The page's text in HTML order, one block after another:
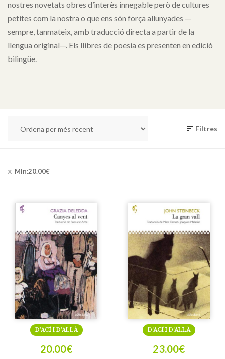
nostres novetats obres d’interès innegable però de cultures
petites com la nostra o que ens són força allunyades —
sempre, tanmateix, amb traducció directa a partir de la
llengua original—. Els llibres de poesia es presenten en edició
bilingüe.
Filtres
Min:20.00€
D’ACÍ I D’ALLÀ
20.00€
D’ACÍ I D’ALLÀ
23.00€